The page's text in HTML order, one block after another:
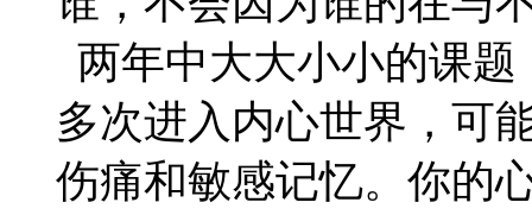
两年中大大小小的课
多次进入内心世界，可
伤痛和敏感记忆。你的